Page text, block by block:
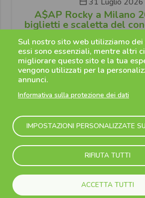
Sul nostro sito web utilizziamo
essi sono essenziali, mentre altri
migliorare questo sito e la tua
vengono utilizzati per la
annunci.
Informativa sulla protezione dei dati
IMPOSTAZIONI PERSONALIZZATE
RIFIUTA TUTTI
ACCETTA TUTTI
A$AP Rocky a Milano
biglietti e scaletta del
C'è un debutto che i fan italiani
...